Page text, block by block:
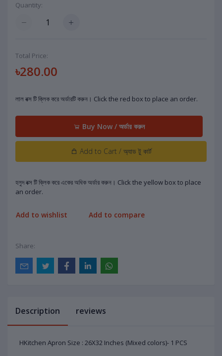
Quantity:
Total Price:
৳280.00
লাল বক্স টি ক্লিক করে অর্ডারটি করুন। Click the red box to place an order.
Buy Now / অর্ডার করুন
Add to Cart / অ্যাড টু কার্ট
হলুদ বক্স টি ক্লিক করে একের অধিক অর্ডার করুন। Click the yellow box to place
an order.
Add to wishlist Add to compare
Share:
Description reviews
HKitchen Apron Size : 26X32 Inches (Mixed colors)- 1 PCS